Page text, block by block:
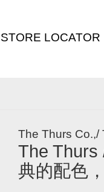
STORE LOCATOR
The Thurs Co.,/
The Thurs
典的配色